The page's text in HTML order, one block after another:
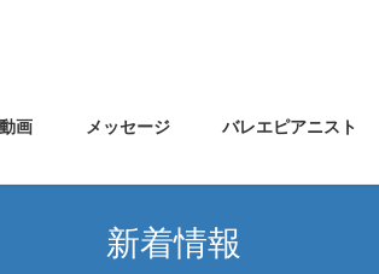
動画 メッセージ バレエピアニスト
新着情報